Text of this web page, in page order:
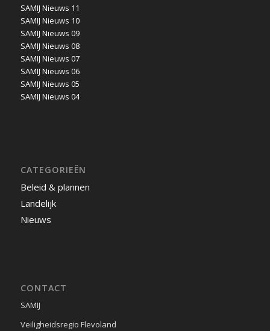
SAMIJ Nieuws 11
SAMIJ Nieuws 10
SAMIJ Nieuws 09
SAMIJ Nieuws 08
SAMIJ Nieuws 07
SAMIJ Nieuws 06
SAMIJ Nieuws 05
SAMIJ Nieuws 04
CATEGORIEËN
Beleid & plannen
Landelijk
Nieuws
CONTACT
SAMIJ
Veiligheidsregio Flevoland